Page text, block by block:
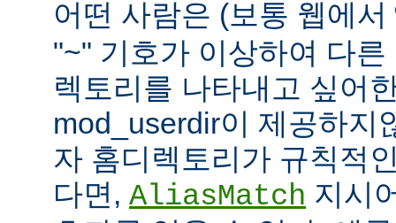
어떤 사람은 (보통 웹에서
"~" 기호가 이상하여 다
렉토리를 나타내고 싶어
mod_userdir이 제공하지
자 홈디렉토리가 규칙적
다면, AliasMatch 지시